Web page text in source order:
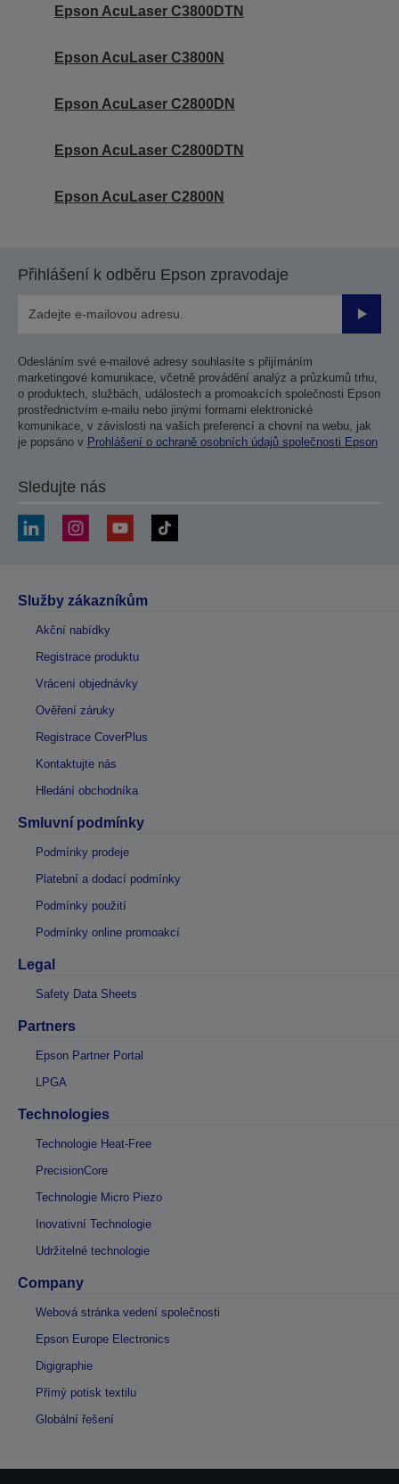
Epson AcuLaser C3800DTN
Epson AcuLaser C3800N
Epson AcuLaser C2800DN
Epson AcuLaser C2800DTN
Epson AcuLaser C2800N
Přihlášení k odběru Epson zpravodaje
Odesláním své e-mailové adresy souhlasíte s přijímáním
marketingové komunikace, včetně provádění analýz a průzkumů trhu,
o produktech, službách, událostech a promoakcích společnosti Epson
prostřednictvím e-mailu nebo jinými formami elektronické
komunikace, v závislosti na vašich preferencí a chovní na webu, jak
je popsáno v Prohlášení o ochraně osobních údajů společnosti Epson
Sledujte nás
Služby zákazníkům
Akční nabídky
Registrace produktu
Vrácení objednávky
Ověření záruky
Registrace CoverPlus
Kontaktujte nás
Hledání obchodníka
Smluvní podmínky
Podmínky prodeje
Platební a dodací podmínky
Podmínky použití
Podmínky online promoakcí
Legal
Safety Data Sheets
Partners
Epson Partner Portal
LPGA
Technologies
Technologie Heat-Free
PrecisionCore
Technologie Micro Piezo
Inovativní Technologie
Udržitelné technologie
Company
Webová stránka vedení společnosti
Epson Europe Electronics
Digigraphie
Přímý potisk textilu
Globální řešení